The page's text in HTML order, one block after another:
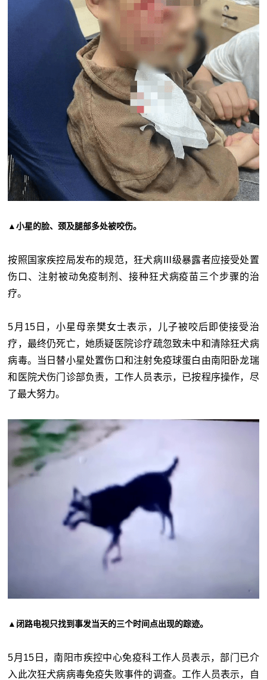
▲小星的脸、颈及腿部多处被咬伤。
按照国家疾控局发布的规范，狂犬病Ⅲ级暴露者应接受处置
伤口、注射被动免疫制剂、接种狂犬病疫苗三个步骤的治
疗。
5月15日，小星母亲樊女士表示，儿子被咬后即使接受治
疗，最终仍死亡，她质疑医院诊疗疏忽致未中和清除狂犬病
病毒。当日替小星处置伤口和注射免疫球蛋白由南阳卧龙瑞
和医院犬伤门诊部负责，工作人员表示，已按程序操作，尽
了最大努力。
▲闭路电视只找到事发当天的三个时间点出现的踪迹。
5月15日，南阳市疾控中心免疫科工作人员表示，部门已介
入此次狂犬病病毒免疫失败事件的调查。工作人员表示，自